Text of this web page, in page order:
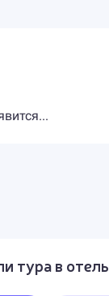
тура в отель